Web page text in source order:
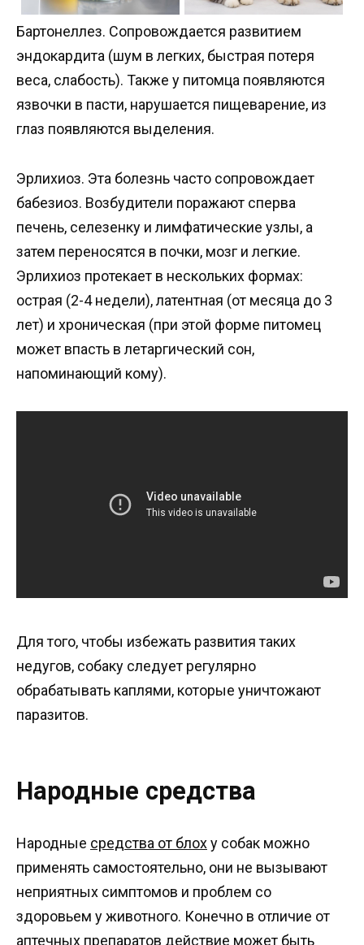
Бартонеллез. Сопровождается развитием
эндокардита (шум в легких, быстрая потеря
веса, слабость). Также у питомца появляются
язвочки в пасти, нарушается пищеварение, из
глаз появляются выделения.
Эрлихиоз. Эта болезнь часто сопровождает
бабезиоз. Возбудители поражают сперва
печень, селезенку и лимфатические узлы, а
затем переносятся в почки, мозг и легкие.
Эрлихиоз протекает в нескольких формах:
острая (2-4 недели), латентная (от месяца до 3
лет) и хроническая (при этой форме питомец
может впасть в летаргический сон,
напоминающий кому).
Для того, чтобы избежать развития таких
недугов, собаку следует регулярно
обрабатывать каплями, которые уничтожают
паразитов.
Народные средства
Народные средства от блоху собак можно
применять самостоятельно, они не вызывают
неприятных симптомов и проблем со
здоровьем у животного. Конечно в отличие от
аптечных препаратов действие может быть